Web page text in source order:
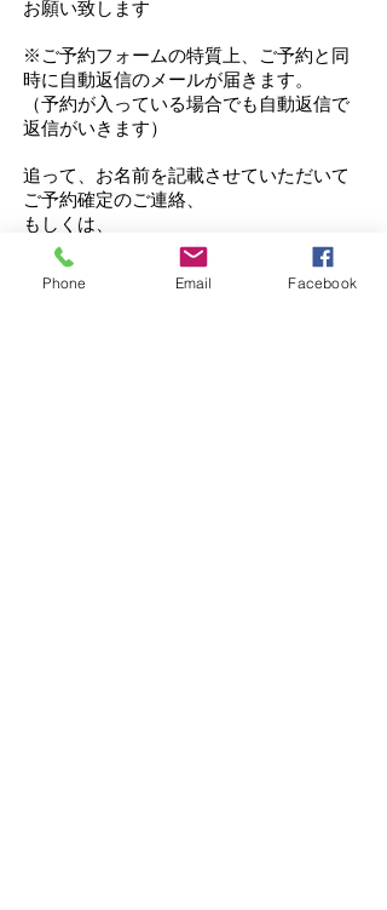
お願い致します
※ご予約フォームの特質上、ご予約と同
時に自動返信のメールが届きます。
（予約が入っている場合でも自動返信で
返信がいきます）
追って、お名前を記載させていただいて
ご予約確定のご連絡、
もしくは、
先行してご予約が入ってる場合は、時間
帯のご相談のメールをお送りしておりま
す。
Phone Email Facebook